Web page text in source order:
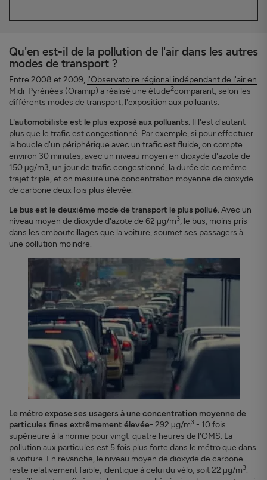
Qu'en est-il de la pollution de l'air dans les autres
modes de transport ?
Entre 2008 et 2009, l'Observatoire régional indépendant de l'air en
Midi-Pyrénées (Oramip) a réalisé une étude2comparant, selon les
différents modes de transport, l'exposition aux polluants.
L'automobiliste est le plus exposé aux polluants. Il l'est d'autant
plus que le trafic est congestionné. Par exemple, si pour effectuer
la boucle d'un périphérique avec un trafic est fluide, on compte
environ 30 minutes, avec un niveau moyen en dioxyde d'azote de
150 µg/m3, un jour de trafic congestionné, la durée de ce même
trajet triple, et on mesure une concentration moyenne de dioxyde
de carbone deux fois plus élevée.
Le bus est le deuxième mode de transport le plus pollué.Avec un
niveau moyen de dioxyde d'azote de 62 µg/m3, le bus, moins pris
dans les embouteillages que la voiture, soumet ses passagers à
une pollution moindre.
Le métro expose ses usagers à une concentration moyenne de
particules fines extrêmement élevée- 292 µg/m3 - 10 fois
supérieure à la norme pour vingt-quatre heures de l'OMS. La
pollution aux particules est 5 fois plus forte dans le métro que dans
la voiture. En revanche, le niveau moyen de dioxyde de carbone
reste relativement faible, identique à celui du vélo, soit 22 µg/m3.